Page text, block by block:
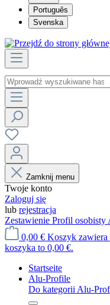
Português
Svenska
Zamknij menu
Twoje konto
Zaloguj się
lub rejestracja
Zestawienie Profil osobisty
0,00 € Koszyk zawiera
koszyka to 0,00 €.
Startseite
Alu-Profile
Do kategorii Alu-